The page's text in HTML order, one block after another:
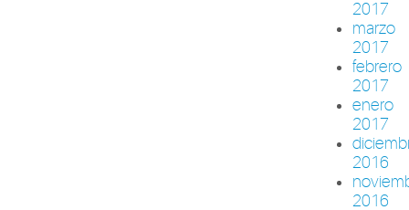
2017
marzo
2017
febrero
2017
enero
2017
2016
2016